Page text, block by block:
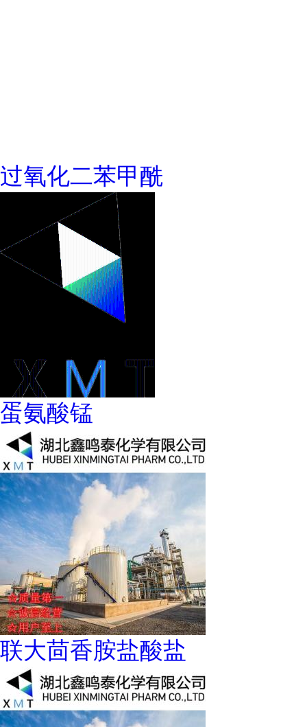
过氧化二苯甲酰
蛋氨酸锰
联大茴香胺盐酸盐